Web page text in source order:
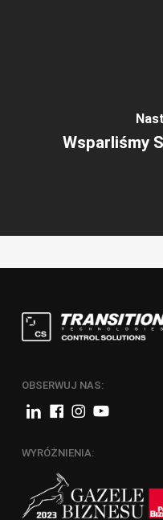
Wsparliśmy
OBSERWUJ NAS:
WYRÓŻNIENIA: